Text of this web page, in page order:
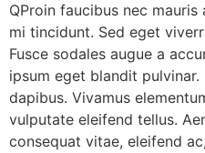
QProin faucibus nec mauris
mi tincidunt. Sed eget
Fusce sodales augue a
ipsum eget blandit
dapibus. Vivamus
vulputate eleifend tellus.
consequat vitae, eleifend